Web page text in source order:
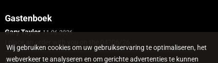
Gastenboek
Gary Taylor 11.06.2026
Bert 21.01.2026
Wij gebruiken cookies om uw gebruikservaring te optimaliseren, het
webverkeer te analyseren en om gerichte advertenties te kunnen